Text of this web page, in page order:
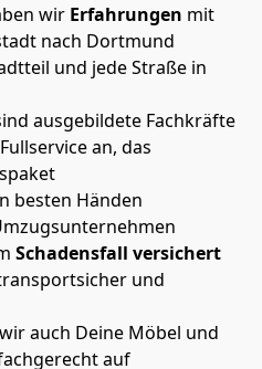
wir Erfahrungen mit
nach Dortmund
und jede Straße in
ausgebildete Fachkräfte
an, das
besten Händen
Schadensfall versichert
und
auch Deine Möbel und
auf